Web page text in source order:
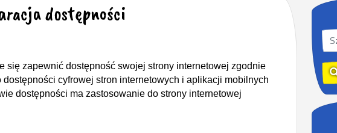
dostępności
się zapewnić dostępność swojej strony internetowej zgodnie
cyfrowej stron internetowych i aplikacji mobilnych
dostępności ma zastosowanie do strony internetowej
S
z
u
k
a